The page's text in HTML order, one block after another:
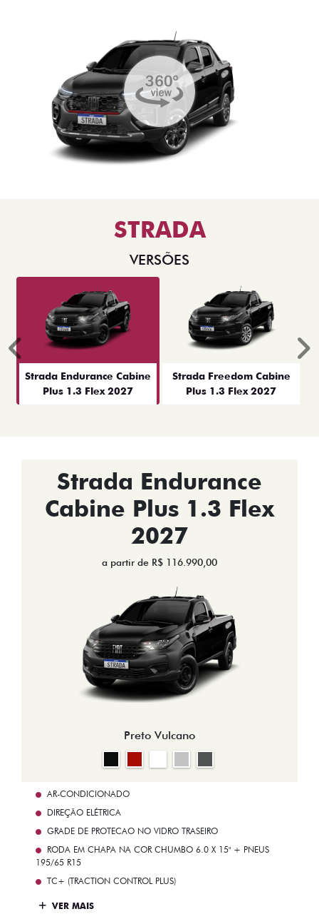
STRADA
VERSÕES
Strada Endurance Cabine
Plus 1.3 Flex 2027
Strada Freedom Cabine
Plus 1.3 Flex 2027
Anterior
Strada Endurance
Cabine Plus 1.3 Flex
2027
a partir de R$ 116.990,00
Preto Vulcano
AR-CONDICIONADO
DIREÇÃO ELÉTRICA
GRADE DE PROTECAO NO VIDRO TRASEIRO
RODA EM CHAPA NA COR CHUMBO 6.0 X 15" + PNEUS
195/65 R15
TC+ (TRACTION CONTROL PLUS)
VER MAIS